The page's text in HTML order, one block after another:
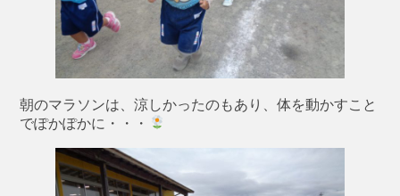
朝のマラソンは、涼しかったのもあり、体を動かすこと
でぽかぽかに・・・